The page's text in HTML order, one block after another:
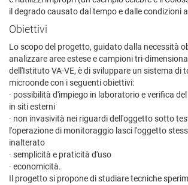
il degrado causato dal tempo e dalle condizioni
Obiettivi
Lo scopo del progetto, guidato dalla necessità
analizzare aree estese e campioni tri-
dell'Istituto VA-VE, è di sviluppare un sistema di
microonde con i seguenti obiettivi:
· possibilità d'impiego in laboratorio e verifica
in siti esterni
· non invasività nei riguardi dell'oggetto sotto
l'operazione di monitoraggio lasci l'oggetto
inalterato
· semplicità e praticità d'uso
· economicità.
Il progetto si propone di studiare tecniche